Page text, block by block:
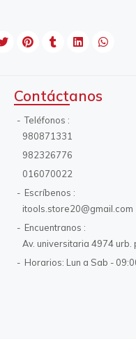
Contáctanos
Teléfonos
980871331
982326776
016070022
Escríbenos
itools.store20@gmail.com
Encuentranos
Av. universitaria 4974
Horarios: Lun a Sab -